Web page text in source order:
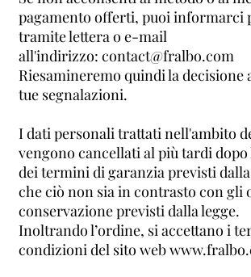
pagamento offerti, puoi informarci
tramite lettera o e-mail
all'indirizzo: contact@fralbo.com
Riesamineremo quindi la decisione
tue segnalazioni.
I dati personali trattati nell'ambito
vengono cancellati al più tardi dopo
dei termini di garanzia previsti dalla
che ciò non sia in contrasto con gli
conservazione previsti dalla legge.
Inoltrando l’ordine, si accettano i
condizioni del sito web